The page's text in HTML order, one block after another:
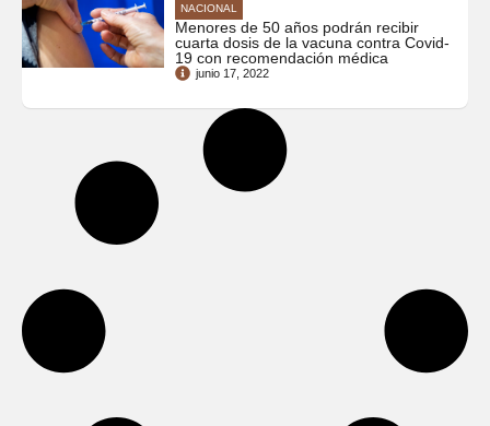
NACIONAL
Menores de 50 años podrán recibir
cuarta dosis de la vacuna contra Covid-
19 con recomendación médica
junio 17, 2022